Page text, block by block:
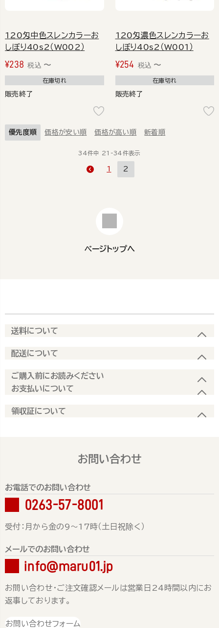
120匁中色スレンカラーお
しぼり40s2（W002）
¥238 税込 〜
在庫切れ
販売終了
120匁濃色スレンカラーお
しぼり40s2（W001）
¥254 税込 〜
在庫切れ
販売終了
優先度順 価格が安い順 価格が高い順 新着順
34件中 21 -34件表示
1 2
ページトップへ
送料について
配送について
ご購入前にお読みください
お支払いについて
領収証について
お問い合わせ
お電話でのお問い合わせ
0263-57-8001
受付：月から金の9～17時（土日祝除く）
メールでのお問い合わせ
info@maru01.jp
お問い合わせ・ご注文確認メールは営業日24時間以内にお
返事しております。
お問い合わせフォーム